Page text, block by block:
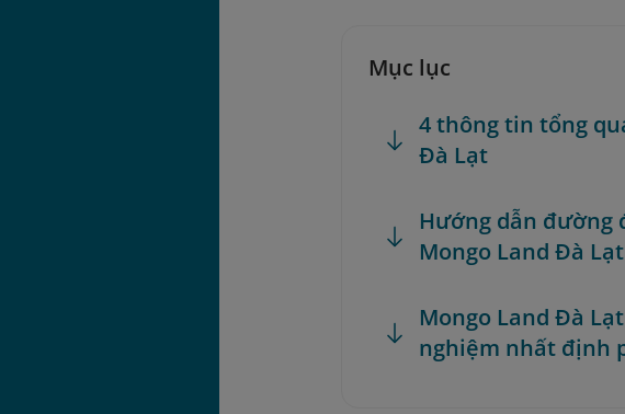
Mục lục
4 thông tin tổng
Đà Lạt
Hướng dẫn đường
Mongo Land Đà Lạt
Mongo Land Đà
nghiệm nhất định